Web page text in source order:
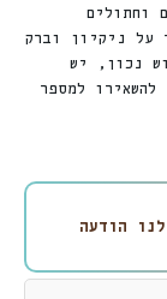
וחתולים
על ניקיון וברק
נכון, יש
למספר
הודעה